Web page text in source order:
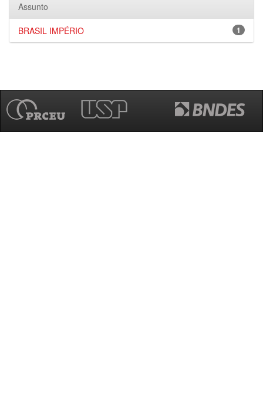
Assunto
1
BRASIL IMPÉRIO